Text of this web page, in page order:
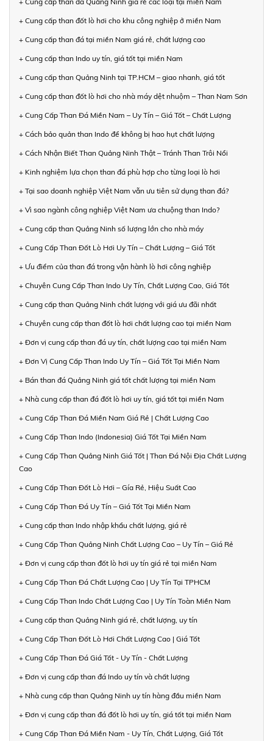
+ Cung cấp than đốt lò hơi cho khu công nghiệp ở miền Nam
+ Cung cấp than đá tại miền Nam giá rẻ, chất lượng cao
+ Cung cấp than Indo uy tín, giá tốt tại miền Nam
+ Cung cấp than Quảng Ninh tại TP.HCM – giao nhanh, giá tốt
+ Cung cấp than đốt lò hơi cho nhà máy dệt nhuộm – Than Nam Sơn
+ Cung Cấp Than Đá Miền Nam – Uy Tín – Giá Tốt – Chất Lượng
+ Cách bảo quản than Indo để không bị hao hụt chất lượng
+ Cách Nhận Biết Than Quảng Ninh Thật – Tránh Than Trôi Nổi
+ Kinh nghiệm lựa chọn than đá phù hợp cho từng loại lò hơi
+ Tại sao doanh nghiệp Việt Nam vẫn ưu tiên sử dụng than đá?
+ Vì sao ngành công nghiệp Việt Nam ưa chuộng than Indo?
+ Cung cấp than Quảng Ninh số lượng lớn cho nhà máy
+ Cung Cấp Than Đốt Lò Hơi Uy Tín – Chất Lượng – Giá Tốt
+ Ưu điểm của than đá trong vận hành lò hơi công nghiệp
+ Chuyên Cung Cấp Than Indo Uy Tín, Chất Lượng Cao, Giá Tốt
+ Cung cấp than Quảng Ninh chất lượng với giá ưu đãi nhất
+ Chuyên cung cấp than đốt lò hơi chất lượng cao tại miền Nam
+ Đơn vị cung cấp than đá uy tín, chất lượng cao tại miền Nam
+ Đơn Vị Cung Cấp Than Indo Uy Tín – Giá Tốt Tại Miền Nam
+ Bán than đá Quảng Ninh giá tốt chất lượng tại miền Nam
+ Nhà cung cấp than đá đốt lò hơi uy tín, giá tốt tại miền Nam
+ Cung Cấp Than Đá Miền Nam Giá Rẻ | Chất Lượng Cao
+ Cung Cấp Than Indo (Indonesia) Giá Tốt Tại Miền Nam
+ Cung Cấp Than Quảng Ninh Giá Tốt | Than Đá Nội Địa Chất Lượng
Cao
+ Cung Cấp Than Đốt Lò Hơi – Gía Rẻ, Hiệu Suất Cao
+ Cung Cấp Than Đá Uy Tín – Giá Tốt Tại Miền Nam
+ Cung cấp than Indo nhập khẩu chất lượng, giá rẻ
+ Cung Cấp Than Quảng Ninh Chất Lượng Cao – Uy Tín – Giá Rẻ
+ Đơn vị cung cấp than đốt lò hơi uy tín giá rẻ tại miền Nam
+ Cung Cấp Than Đá Chất Lượng Cao | Uy Tín Tại TPHCM
+ Cung Cấp Than Indo Chất Lượng Cao | Uy Tín Toàn Miền Nam
+ Cung cấp than Quảng Ninh giá rẻ, chất lượng, uy tín
+ Cung Cấp Than Đốt Lò Hơi Chất Lượng Cao | Giá Tốt
+ Cung Cấp Than Đá Giá Tốt - Uy Tín - Chất Lượng
+ Đơn vị cung cấp than đá Indo uy tín và chất lượng
+ Nhà cung cấp than Quảng Ninh uy tín hàng đầu miền Nam
+ Đơn vị cung cấp than đá đốt lò hơi uy tín, giá tốt tại miền Nam
+ Cung Cấp Than Đá Miền Nam - Uy Tín, Chất Lượng, Giá Tốt